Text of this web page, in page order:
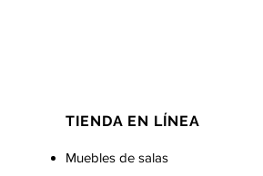
TIENDA EN LÍNEA
Muebles de salas